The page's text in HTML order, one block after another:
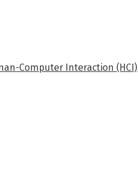
Computer Interaction (HCI)